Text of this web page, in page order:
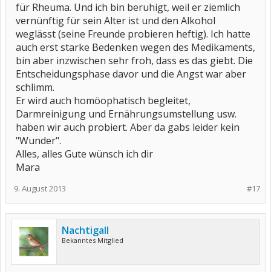
für Rheuma. Und ich bin beruhigt, weil er ziemlich
vernünftig für sein Alter ist und den Alkohol
weglässt (seine Freunde probieren heftig). Ich hatte
auch erst starke Bedenken wegen des Medikaments,
bin aber inzwischen sehr froh, dass es das giebt. Die
Entscheidungsphase davor und die Angst war aber
schlimm.
Er wird auch homöophatisch begleitet,
Darmreinigung und Ernährungsumstellung usw.
haben wir auch probiert. Aber da gabs leider kein
"Wunder".
Alles, alles Gute wünsch ich dir
Mara
#17
9. August 2013
Nachtigall
Bekanntes Mitglied